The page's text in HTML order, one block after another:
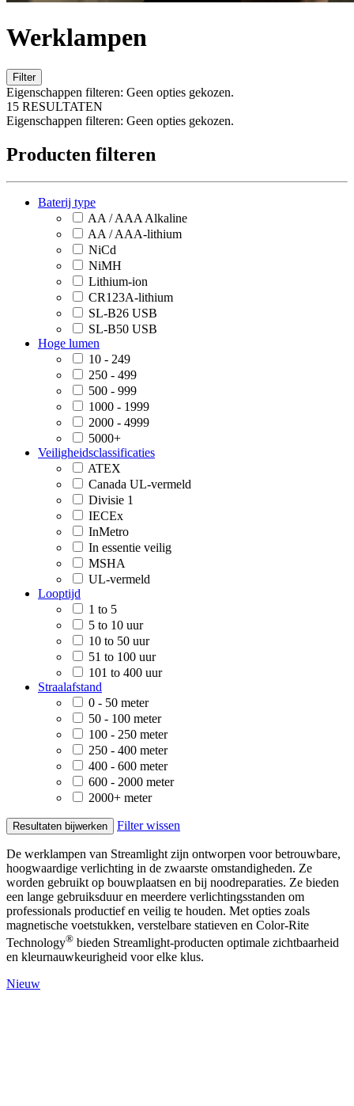
Werklampen
Filter
Eigenschappen filteren: Geen opties gekozen.
15 RESULTATEN
Eigenschappen filteren: Geen opties gekozen.
Producten filteren
Baterij type
AA / AAA Alkaline
AA / AAA-lithium
NiCd
NiMH
Lithium-ion
CR123A-lithium
SL-B26 USB
SL-B50 USB
Hoge lumen
10 - 249
250 - 499
500 - 999
1000 - 1999
2000 - 4999
5000+
Veiligheidsclassificaties
ATEX
Canada UL-vermeld
Divisie 1
IECEx
InMetro
In essentie veilig
MSHA
UL-vermeld
Looptijd
1 to 5
5 to 10 uur
10 to 50 uur
51 to 100 uur
101 to 400 uur
Straalafstand
0 - 50 meter
50 - 100 meter
100 - 250 meter
250 - 400 meter
400 - 600 meter
600 - 2000 meter
2000+ meter
Resultaten bijwerken Filter wissen
De werklampen van Streamlight zijn ontworpen voor betrouwbare,
hoogwaardige verlichting in de zwaarste omstandigheden. Ze
worden gebruikt op bouwplaatsen en bij noodreparaties. Ze bieden
een lange gebruiksduur en meerdere verlichtingsstanden om
professionals productief en veilig te houden. Met opties zoals
magnetische voetstukken, verstelbare statieven en Color-Rite
Technology® bieden Streamlight-producten optimale zichtbaarheid
en kleurnauwkeurigheid voor elke klus.
Nieuw